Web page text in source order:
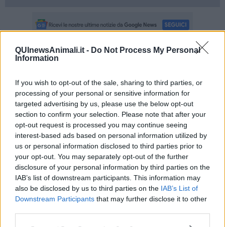
QUInewsAnimali.it - Do Not Process My Personal
Information
If you wish to opt-out of the sale, sharing to third parties, or
processing of your personal or sensitive information for
targeted advertising by us, please use the below opt-out
section to confirm your selection. Please note that after your
opt-out request is processed you may continue seeing
interest-based ads based on personal information utilized by
us or personal information disclosed to third parties prior to
your opt-out. You may separately opt-out of the further
disclosure of your personal information by third parties on the
IAB’s list of downstream participants. This information may
also be disclosed by us to third parties on the IAB’s List of
Downstream Participants that may further disclose it to other
Se vuoi leggere le notizie principali della Toscana iscriviti alla
alle 20:00 direttamente nella tua casella di posta.
Basta cliccare QUI
Ti potrebbe interessare anche:
Articoli dal Blog “La storia siamo noi” di Mario Mannucci
Hanno cinquant'anni i bambini dell'alluvione
​Bocciato in casa, poi presidente della Repubblica
​L'Era ci rovinò ma non ci uccise
​La Fiera è sempre la Fiera
​Dio sta con gli operai. Ma quali?
​Rifugiati di ieri di oggi